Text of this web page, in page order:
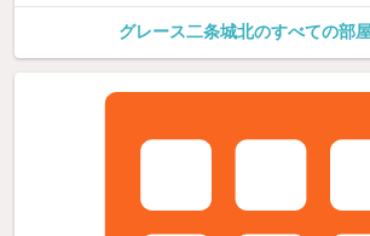
グレース二条城北のすべての部